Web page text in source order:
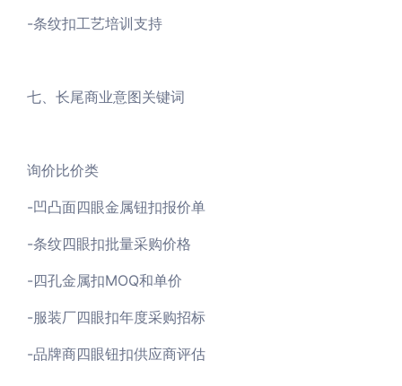
-条纹扣工艺培训支持
七、长尾商业意图关键词
询价比价类
-凹凸面四眼金属钮扣报价单
-条纹四眼扣批量采购价格
-四孔金属扣MOQ和单价
-服装厂四眼扣年度采购招标
-品牌商四眼钮扣供应商评估